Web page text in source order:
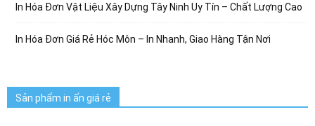
In Hóa Đơn Vật Liệu Xây Dựng Tây Ninh Uy Tín – Chất Lượng Cao
In Hóa Đơn Giá Rẻ Hóc Môn – In Nhanh, Giao Hàng Tận Nơi
Sản phẩm in ấn giá rẻ